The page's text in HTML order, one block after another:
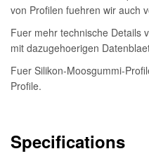
von Profilen fuehren wir auch
Fuer mehr technische Details
mit dazugehoerigen
Fuer Silikon-Moosgummi-
Profile.
Specifications